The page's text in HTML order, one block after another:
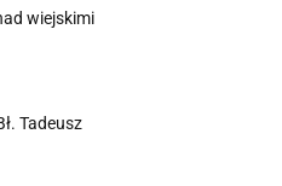
wiejskimi
Tadeusz